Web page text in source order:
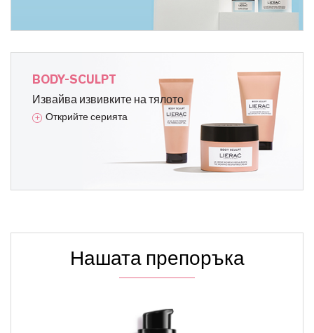
BODY-SCULPT
Извайва извивките на тялото
Открийте серията
Нашата препоръка